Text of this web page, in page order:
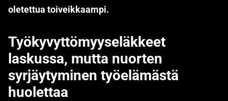
oletettua toiveikkaampi.
Työkyvyttömyyseläkkeet
laskussa, mutta nuorten
syrjäytyminen työelämästä
huolettaa